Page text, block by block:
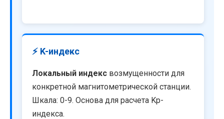
⚡ K-индекс
Локальный индекс возмущенности для
конкретной магнитометрической станции.
Шкала: 0-9. Основа для расчета Kp-
индекса.